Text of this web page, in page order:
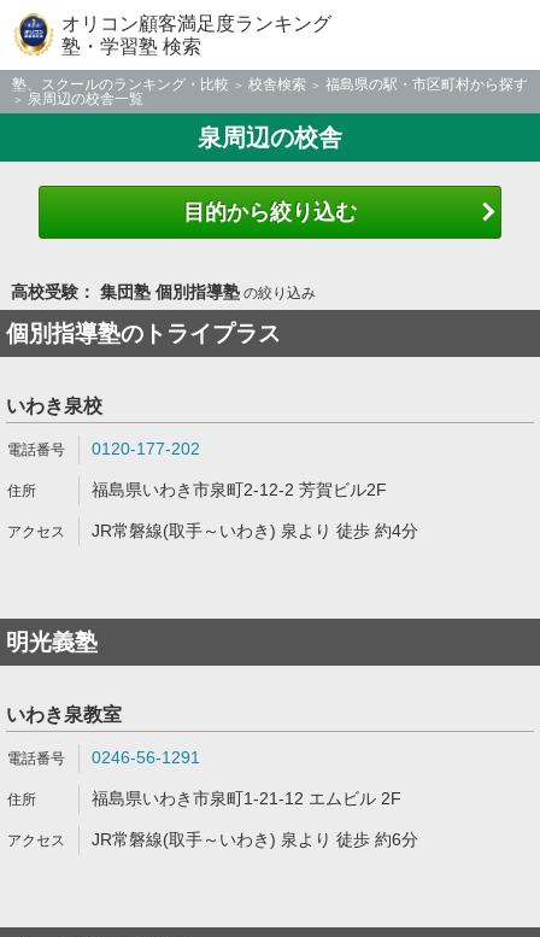
オリコン顧客満足度ランキング
塾・学習塾 検索
塾、スクールのランキング・比較 校舎検索
福島県の駅・市区町村から探す
泉周辺の校舎一覧
泉周辺の校舎
目的から絞り込む
高校受験： 集団塾 個別指導塾の絞り込み
個別指導塾のトライプラス
いわき泉校
0120-177-202
福島県いわき市泉町2-12-2 芳賀ビル2F
JR常磐線(取手～いわき) 泉より 徒歩 約4分
明光義塾
いわき泉教室
0246-56-1291
福島県いわき市泉町1-21-12 エムビル 2F
JR常磐線(取手～いわき) 泉より 徒歩 約6分